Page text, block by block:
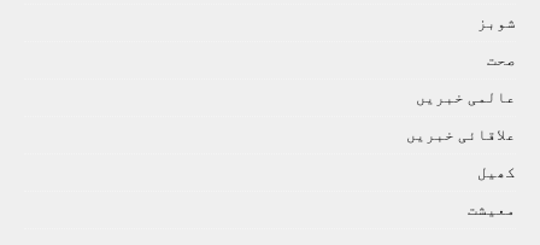
شوبز
صحت
عالمی خبريں
علاقائی خبريں
کھيل
معيشت